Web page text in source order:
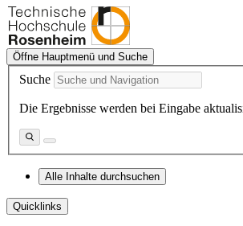
Öffne Hauptmenü und Suche
Suche
Die Ergebnisse werden bei Eingabe
Alle Inhalte durchsuchen
Quicklinks